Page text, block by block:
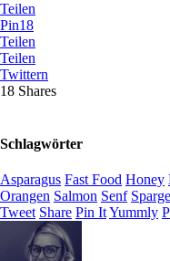
Teilen
Pin18
Teilen
Teilen
Twittern
18 Shares
Schlagwörter
Asparagus Fast Food Honey
Orangen Salmon Senf
Tweet Share Pin ItYummly